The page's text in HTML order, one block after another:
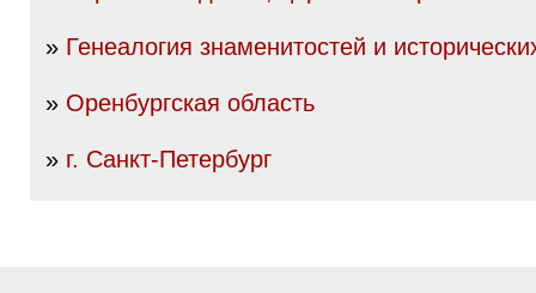
» Генеалогия знаменитостей и
» Оренбургская область
» г. Санкт-Петербург